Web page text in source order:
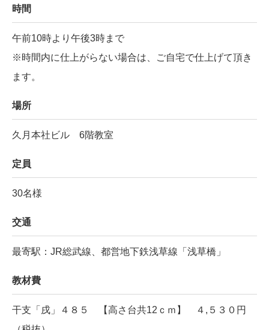
時間
午前10時より午後3時まで
※時間内に仕上がらない場合は、ご自宅で仕上げて頂き
ます。
場所
久月本社ビル 6階教室
定員
30名様
交通
最寄駅：JR総武線、都営地下鉄浅草線「浅草橋」
教材費
干支「戌」４８５ 【高さ台共12ｃｍ】 ４,５３０円